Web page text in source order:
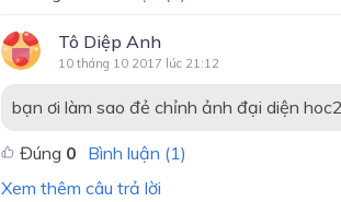
Tô Diệp Anh
10 tháng 10 2017 lúc 21:12
bạn ơi làm sao đẻ chỉnh ảnh đại diện
Đúng 0 Bình luận (1)
Xem thêm câu trả lời